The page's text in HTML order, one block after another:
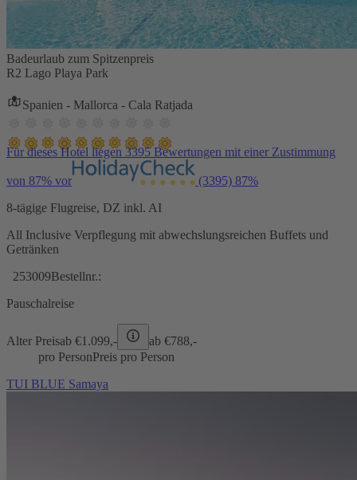
Badeurlaub zum Spitzenpreis
R2 Lago Playa Park
Spanien - Mallorca - Cala Ratjada
Für dieses Hotel liegen 3395 Bewertungen mit einer Zustimmung
von 87% vor (3395) 87%
8-tägige Flugreise, DZ inkl. AI
All Inclusive Verpflegung mit abwechslungsreichen Buffets und
Getränken
253009Bestellnr.:
Pauschalreise
Alter Preisab €1.099,- ab €788,-
pro PersonPreis pro Person
TUI BLUE Samaya